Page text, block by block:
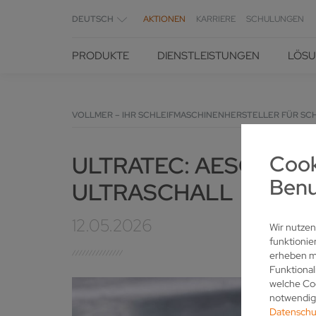
Wir
erheben
welche
DEUTSCH AKTIONEN KARRIERE SCHULUNGEN
PRODUKTE DIENSTLEISTUNGEN
VOLLMER – IHR SCHLEIFMASCHINENHERSTELLER FÜR
ULTRATEC:
ULTRASCHALL
12.05.2026